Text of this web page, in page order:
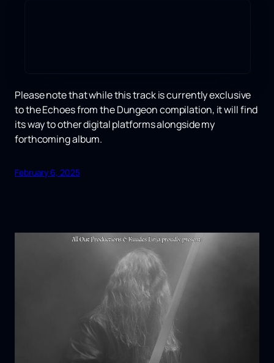
Please note that while this track is currently exclusive
to the Echoes from the Dungeon compilation, it will find
its way to other digital platforms alongside my
forthcoming album.
February 6, 2025